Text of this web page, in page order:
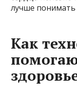
лучше понимать
Как